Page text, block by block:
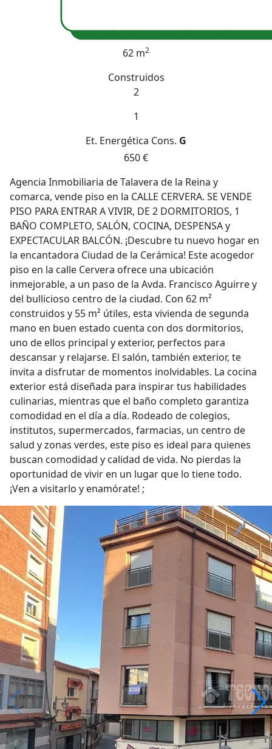
62 m2
Construidos
2
1
Et. Energética Cons. G
650 €
Agencia Inmobiliaria de Talavera de la Reina y
comarca, vende piso en la CALLE CERVERA. SE VENDE
PISO PARA ENTRAR A VIVIR, DE 2 DORMITORIOS, 1
BAÑO COMPLETO, SALÓN, COCINA, DESPENSA y
EXPECTACULAR BALCÓN. ¡Descubre tu nuevo hogar en
la encantadora Ciudad de la Cerámica! Este acogedor
piso en la calle Cervera ofrece una ubicación
inmejorable, a un paso de la Avda. Francisco Aguirre y
del bullicioso centro de la ciudad. Con 62 m²
construidos y 55 m² útiles, esta vivienda de segunda
mano en buen estado cuenta con dos dormitorios,
uno de ellos principal y exterior, perfectos para
descansar y relajarse. El salón, también exterior, te
invita a disfrutar de momentos inolvidables. La cocina
exterior está diseñada para inspirar tus habilidades
culinarias, mientras que el baño completo garantiza
comodidad en el día a día. Rodeado de colegios,
institutos, supermercados, farmacias, un centro de
salud y zonas verdes, este piso es ideal para quienes
buscan comodidad y calidad de vida. No pierdas la
oportunidad de vivir en un lugar que lo tiene todo.
¡Ven a visitarlo y enamórate! ;